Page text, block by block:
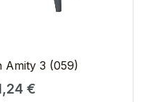
Amity 3 (059)
€